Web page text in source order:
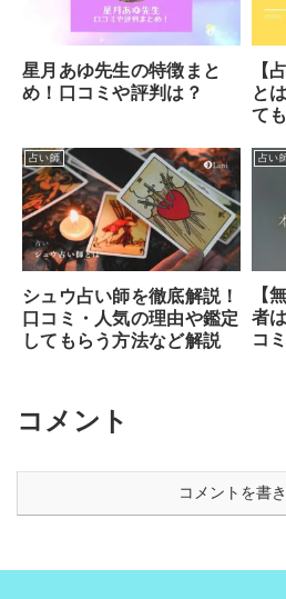
星月あゆ先生の特徴まと
め！口コミや評判は？
【
と
て
占い師
シュウ占い師を徹底解説！
口コミ・人気の理由や鑑定
してもらう方法など解説
占い
【
者
コミ
コメント
コメントを書